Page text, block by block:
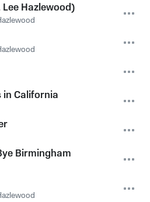
Hazlewood)
in California
Birmingham